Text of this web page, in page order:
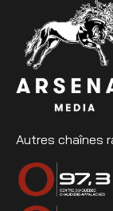
Autres chaînes